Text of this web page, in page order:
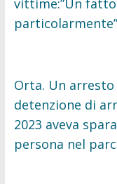
particolarmente”
Orta. Un
detenzione di
2023 aveva
persona nel